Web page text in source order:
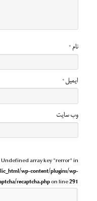
نام*
ایمیل*
وب‌ سایت
array key "rerror" in
wp-content/plugins/wp-
recaptcha.phpon line291